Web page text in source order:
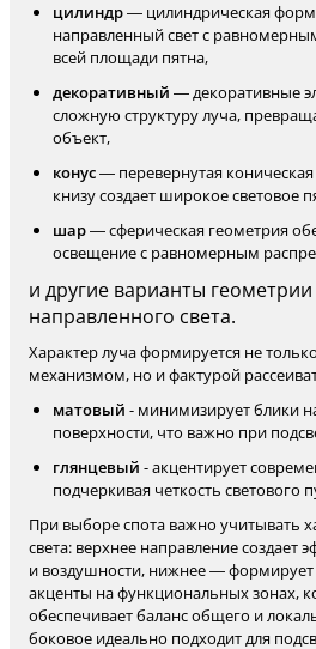
цилиндр— цилиндрическая
направленный свет с
всей площади пятна,
декоративный — декоративные
сложную структуру луча,
объект,
конус— перевернутая
книзу создает широкое световое
шар— сферическая геометрия
освещение с равномерным
и другие варианты
направленного света.
Характер луча формируется не
механизмом, но и фактурой
матовый - минимизирует блики
поверхности, что важно при
глянцевый - акцентирует
подчеркивая четкость светового
При выборе спота важно учитывать
света: верхнее направление создает
и воздушности, нижнее — формирует
акценты на функциональных зонах,
обеспечивает баланс общего и
боковое идеально подходит для